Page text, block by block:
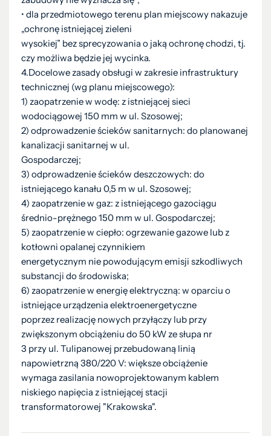
• dla przedmiotowego terenu plan miejscowy nakazuje
„ochronę istniejącej zieleni
wysokiej” bez sprecyzowania o jaką ochronę chodzi, tj.
czy możliwa będzie jej wycinka.
4.Docelowe zasady obsługi w zakresie infrastruktury
technicznej (wg planu miejscowego):
1) zaopatrzenie w wodę: z istniejącej sieci
wodociągowej 150 mm w ul. Szosowej;
2) odprowadzenie ścieków sanitarnych: do planowanej
kanalizacji sanitarnej w ul.
Gospodarczej;
3) odprowadzenie ścieków deszczowych: do
istniejącego kanału 0,5 m w ul. Szosowej;
4) zaopatrzenie w gaz: z istniejącego gazociągu
średnio-prężnego 150 mm w ul. Gospodarczej;
5) zaopatrzenie w ciepło: ogrzewanie gazowe lub z
kotłowni opalanej czynnikiem
energetycznym nie powodującym emisji szkodliwych
substancji do środowiska;
6) zaopatrzenie w energię elektryczną: w oparciu o
istniejące urządzenia elektroenergetyczne
poprzez realizację nowych przyłączy lub przy
zwiększonym obciążeniu do 50 kW ze słupa nr
3 przy ul. Tulipanowej przebudowaną linią
napowietrzną 380/220 V: większe obciążenie
wymaga zasilania nowoprojektowanym kablem
niskiego napięcia z istniejącej stacji
transformatorowej "Krakowska".